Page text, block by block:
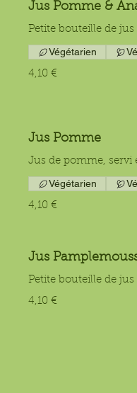
Jus Pomme &
Petite bouteille de
4,10 €
Végétarien
Jus Pomme
Jus de pomme, servi
4,10 €
Végétarien
Jus
Petite bouteille de
4,10 €